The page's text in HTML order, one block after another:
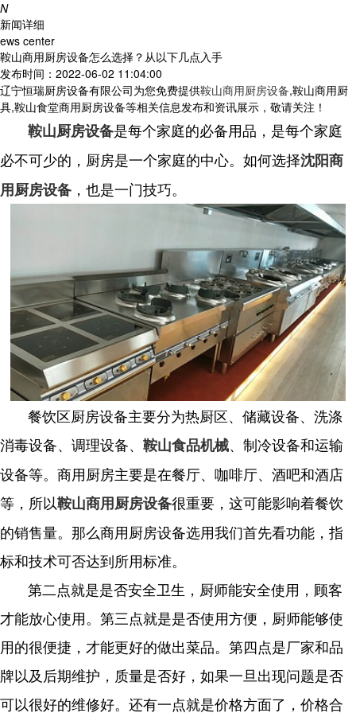
N
新闻详细
ews center
鞍山商用厨房设备怎么选择？从以下几点入手
发布时间：2022-06-02 11:04:00
辽宁恒瑞厨房设备有限公司为您免费提供鞍山商用厨房设备,鞍山商用厨
具,鞍山食堂商用厨房设备等相关信息发布和资讯展示，敬请关注！
鞍山厨房设备是每个家庭的必备用品，是每个家庭
必不可少的，厨房是一个家庭的中心。如何选择沈阳商
用厨房设备 ，也是一门技巧。
餐饮区厨房设备主要分为热厨区、储藏设备、洗涤
消毒设备、调理设备、 鞍山食品机械、制冷设备和运输
设备等。商用厨房主要是在餐厅、咖啡厅、酒吧和酒店
等，所以鞍山商用厨房设备很重要，这可能影响着餐饮
的销售量。那么商用厨房设备选用我们首先看功能，指
标和技术可否达到所用标准。
第二点就是是否安全卫生，厨师能安全使用，顾客
才能放心使用。第三点就是是否使用方便，厨师能够使
用的很便捷，才能更好的做出菜品。第四点是厂家和品
牌以及后期维护，质量是否好，如果一旦出现问题是否
可以很好的维修好。还有一点就是价格方面了，价格合